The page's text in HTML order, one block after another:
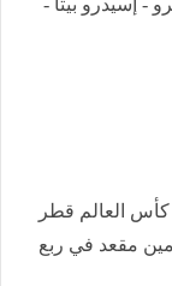
- إسيدرو بيتا -
العالم قطر
مقعد في ربع